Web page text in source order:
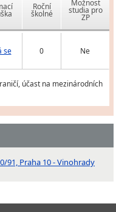
Roční
školné
Možnost
studia pro
ZP
se 0 Ne
účast na mezinárodních
91, Praha 10 - Vinohrady